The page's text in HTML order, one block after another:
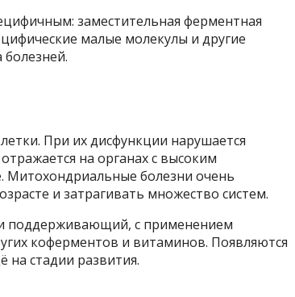
заместительная ферментная
малые молекулы и другие
При их дисфункции нарушается
на органах с высоким
Митохондриальные болезни очень
и затрагивать множество систем.
поддерживающий, с применением
коферментов и витаминов. Появляются
на стадии развития.